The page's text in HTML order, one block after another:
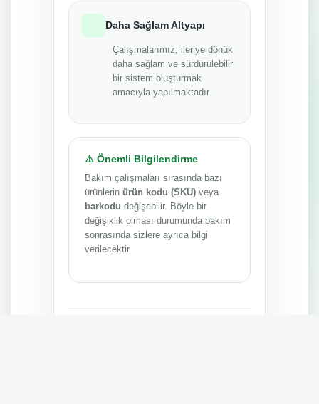
Daha Sağlam Altyapı
Çalışmalarımız, ileriye dönük
daha sağlam ve sürdürülebilir
bir sistem oluşturmak
amacıyla yapılmaktadır.
⚠️ Önemli Bilgilendirme
Bakım çalışmaları sırasında bazı
ürünlerin ürün kodu (SKU) veya
barkodu değişebilir. Böyle bir
değişiklik olması durumunda bakım
sonrasında sizlere ayrıca bilgi
verilecektir.